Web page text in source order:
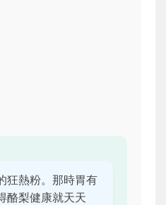
狂熱粉。那時胃有
酪梨健康就天天